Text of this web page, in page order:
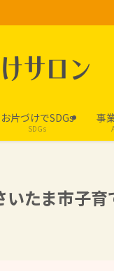
お片づけでSDGs
SDGs
事
いたま市子